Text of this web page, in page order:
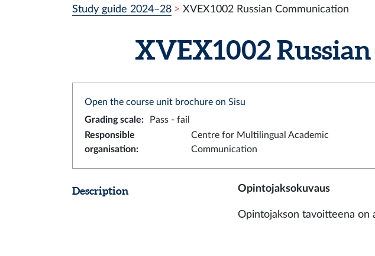
Study guide 2024–28 XVEX1002 Russian Communication
XVEX1002
Open the course unit brochure on Sisu
Grading scale: Pass - fail
Responsible
organisation:
Centre for Multilingual Academic
Communication
Description Opintojaksokuvaus
Opintojakson tavoitteena on